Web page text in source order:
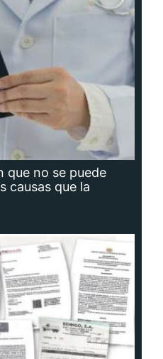
que no se puede
causas que la